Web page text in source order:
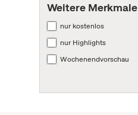
Weitere Merkmale
nur kostenlos
nur Highlights
Wochenendvorschau